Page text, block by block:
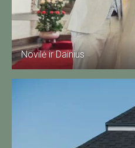
Novilė ir Dainius